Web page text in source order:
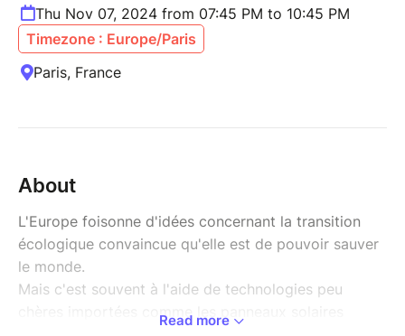
Thu Nov 07, 2024 from 07:45 PM to 10:45 PM
Timezone : Europe/Paris
Paris, France
About
L'Europe foisonne d'idées concernant la transition
écologique convaincue qu'elle est de pouvoir sauver
le monde.
Mais c'est souvent à l'aide de technologies peu
chères importées comme les panneaux solaires
Read more